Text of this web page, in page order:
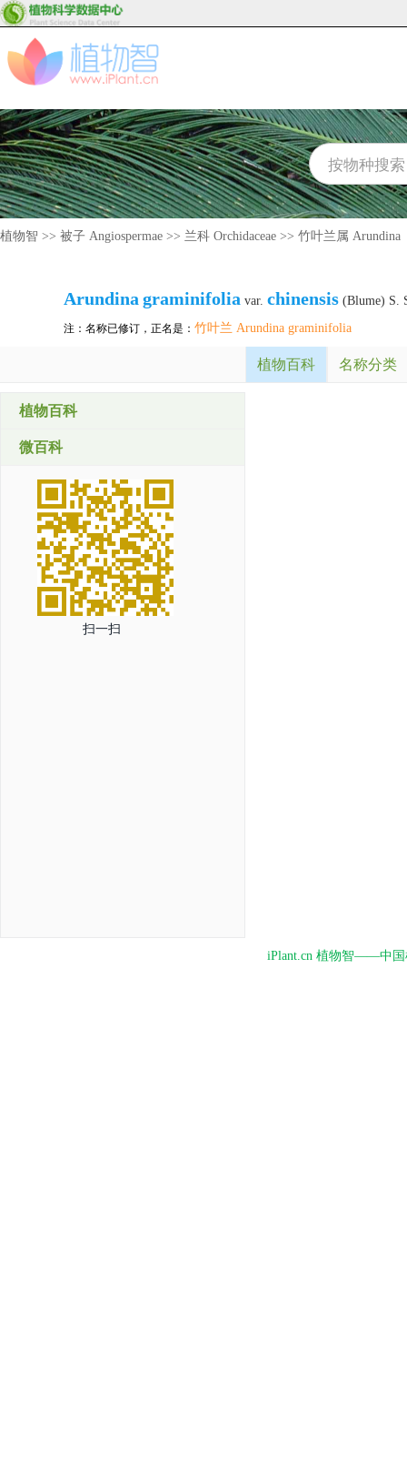
植物智 >> 被子 Angiospermae >> 兰科 Orchidaceae >> 竹叶兰属 Arundina
Arundina graminifolia var. chinensis (Blume) S.
注：名称已修订，正名是： 竹叶兰 Arundina graminifolia
植物百科 名称分类
植物百科
微百科
扫一扫
iPlant.cn 植物智——中国